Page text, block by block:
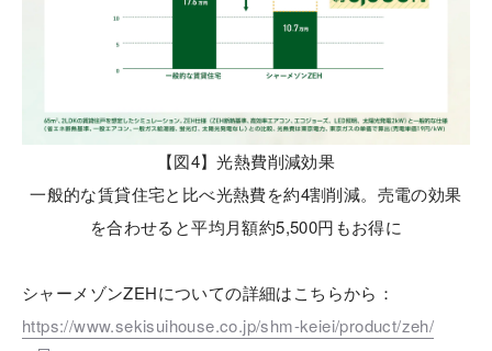
【図4】光熱費削減効果
一般的な賃貸住宅と比べ光熱費を約4割削減。売電の効果
を合わせると平均月額約5,500円もお得に
シャーメゾンZEHについての詳細はこちらから：
https://www.sekisuihouse.co.jp/shm-keiei/product/zeh/